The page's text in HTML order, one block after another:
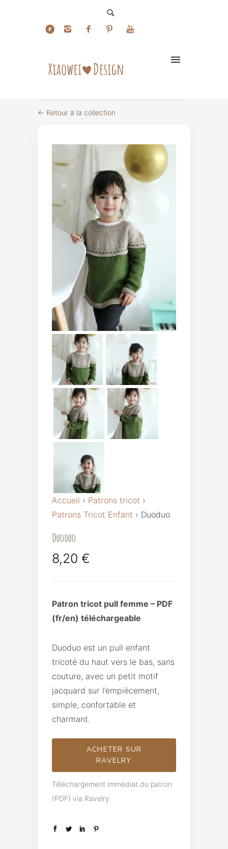
← Retour à la collection
Accueil › Patrons tricot ›
Patrons Tricot Enfant › Duoduo
Duoduo
8,20 €
Patron tricot pull femme – PDF
(fr/en) téléchargeable
Duoduo est un pull enfant
tricoté du haut vers le bas, sans
couture, avec un petit motif
jacquard sur l’empiècement,
simple, confortable et
charmant.
ACHETER SUR
RAVELRY
Téléchargement immédiat du patron
(PDF) via Ravelry